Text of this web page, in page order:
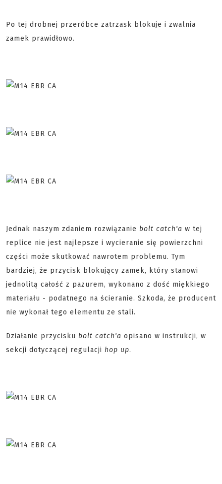
Po tej drobnej przeróbce zatrzask blokuje i zwalnia
zamek prawidłowo.
Jednak naszym zdaniem rozwiązanie bolt catch'a w tej
replice nie jest najlepsze i wycieranie się powierzchni
części może skutkować nawrotem problemu. Tym
bardziej, że przycisk blokujący zamek, który stanowi
jednolitą całość z pazurem, wykonano z dość miękkiego
materiału - podatnego na ścieranie. Szkoda, że producent
nie wykonał tego elementu ze stali.
Działanie przycisku bolt catch'a opisano w instrukcji, w
sekcji dotyczącej regulacji hop up.